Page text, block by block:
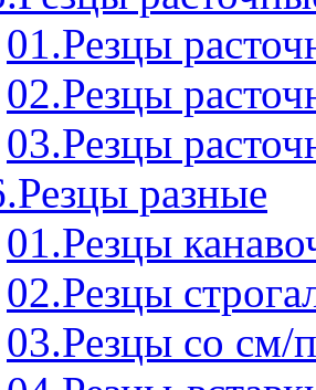
01.Резцы
02.Резцы
03.Резцы
разные
01.Резцы
02.Резцы
03.Резцы со см/